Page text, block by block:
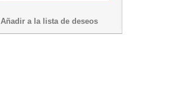
Añadir a la lista de deseos